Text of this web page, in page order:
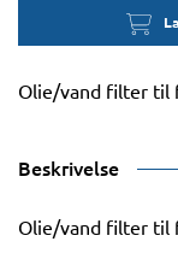
Olie/vand filter til
Beskrivelse
Olie/vand filter til